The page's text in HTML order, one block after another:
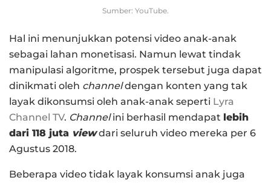
Sumber: YouTube.
Hal ini menunjukkan potensi video anak-anak
sebagai lahan monetisasi. Namun lewat tindak
manipulasi algoritme, prospek tersebut juga dapat
dinikmati oleh channeldengan konten yang tak
layak dikonsumsi oleh anak-anak seperti Lyra
Channel TV. Channelini berhasil mendapat lebih
dari 118 juta viewdari seluruh video mereka per 6
Agustus 2018.
Beberapa video tidak layak konsumsi anak juga